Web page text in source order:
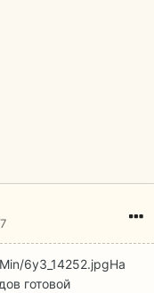
6y3_14252.jpgНа
готовой